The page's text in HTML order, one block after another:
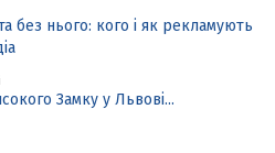
без нього: кого і як рекламують
Замку у Львові...